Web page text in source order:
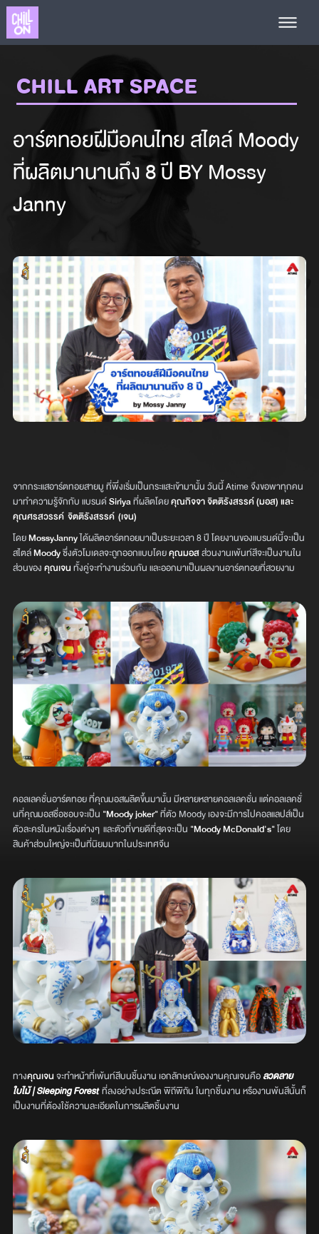
CHILL ART SPACE
อาร์ตทอยฝีมือคนไทย สไตล์ Moody
ที่ผลิตมานานถึง 8 ปี BY Mossy
Janny
จากกระแสอาร์ตทอยสายมู ที่พึ่งเริ่มเป็นกระแสะเข้ามานั้น วันนี้ Atime จึงขอพาทุกคน
มาทำความรู้จักกับ แบรนด์Siriyaที่ผลิตโดยคุณกิจจา จิตติรังสรรค์ (มอส) และ
คุณศรสวรรค์ จิตติรังสรรค์ (เจน)
โดยMossyJannyได้ผลิตอาร์ตทอยมาเป็นระยะเวลา 8 ปี โดยงานของแบรนด์นี้จะเป็น
สไตล์Moodyซึ่งตัวโมเดลจะถูกออกแบบโดยคุณมอสส่วนงานเพ้นท์สีจะเป็นงานใน
ส่วนของคุณเจนทั้งคู่จะทำงานร่วมกัน และออกมาเป็นผลงานอาร์ตทอยที่สวยงาม
คอลเลคชั่นอาร์ตทอย ที่คุณมอสผลิตขึ้นมานั้น มีหลายหลายคอลเลคชั่น แต่คอลเลคชั่
นที่คุณมอสชื่อชอบจะเป็น "Moody joker"ที่ตัว Moody เองจะมีการไปคอลแลปส์เป็น
ตัวละครในหนังเรื่องต่างๆ และตัวที่ขายดีที่สุดจะเป็น "Moody McDonald's"โดย
สินค้าส่วนใหญ่จะเป็นที่นิยมมากในประเทศจีน
ทางคุณเจนจะทำหน้าที่เพ้นท์สีบนชิ้นงาน เอกลักษณ์ของงานคุณเจนคือลวดลาย
ใบไม้ | Sleeping Forestที่ลงอย่างประณีต พิถีพิถัน ในทุกชิ้นงาน หรืองานพ้นสีนั้นก็
เป็นงานที่ต้องใช้ความละเอียดในการผลิตชิ้นงาน